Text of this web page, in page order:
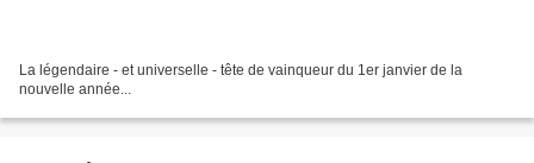
La légendaire - et universelle - tête de vainqueur du 1er janvier de la
nouvelle année...